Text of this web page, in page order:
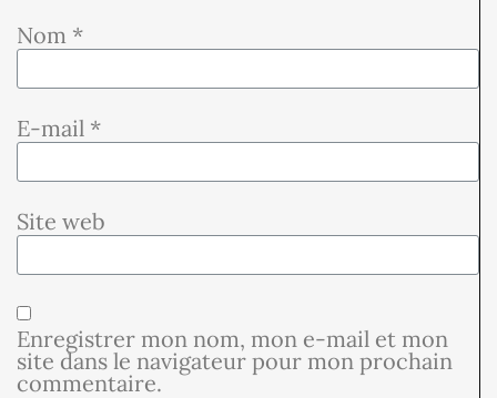
Nom *
E-mail *
Site web
Enregistrer mon nom, mon e-mail et mon
site dans le navigateur pour mon prochain
commentaire.